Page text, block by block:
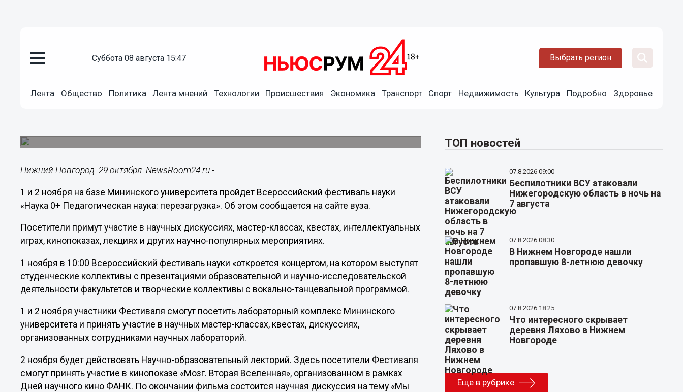
суббота 08 августа 15:47 Выбрать регион
Лента Общество Политика Лента мнений Технологии Происшествия Экономика Транспорт Спорт Недвижимость Культура Подробно Здоровье
В Мининском университете пройдёт Всероссийский
Нижний Новгород. 29 октября. NewsRoom24.ru -
1 и 2 ноября на базе Мининского университета пройдет Всероссийский фестиваль науки
«Наука 0+ Педагогическая наука: перезагрузка». Об этом сообщается на сайте вуза.
Посетители примут участие в научных дискуссиях, мастер-классах, квестах, интеллектуальных
играх, кинопоказах, лекциях и других научно-популярных мероприятиях.
1 ноября в 10:00 Всероссийский фестиваль науки «откроется концертом, на котором выступят
студенческие коллективы с презентациями образовательной и научно-исследовательской
деятельности факультетов и творческие коллективы с вокально-танцевальной программой.
1 и 2 ноября участники Фестиваля смогут посетить лабораторный комплекс Мининского
университета и принять участие в научных мастер-классах, квестах, дискуссиях,
организованных сотрудниками научных лабораторий.
2 ноября будет действовать Научно-образовательный лекторий. Здесь посетители Фестиваля
смогут принять участие в кинопоказе «Мозг. Вторая Вселенная», организованном в рамках
Дней научного кино ФАНК. По окончании фильма состоится научная дискуссия на тему «Мы
ТОП новостей
07.8.2026 09:00
Беспилотники ВСУ атаковали
Нижегородскую область в ночь на
7 августа
07.8.2026 08:30
В Нижнем Новгороде нашли
пропавшую 8-летнюю девочку
07.8.2026 18:25
Что интересного скрывает
деревня Ляхово в Нижнем
Новгороде
Еще в рубрике